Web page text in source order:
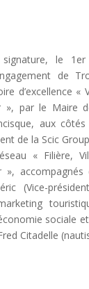
le
de
d’excellence «
», par le Maire
aux
de la Scic
« Filière,
»,
(Vice-
sociale
Citadelle